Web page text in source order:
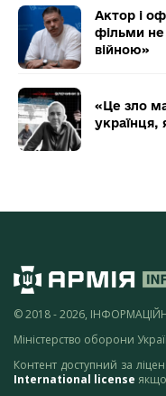
Актор і
фільми не
війною»
«Це зло
українця,
© 2018 - 2026,
Міністерство оборони
Контент доступний за
International license